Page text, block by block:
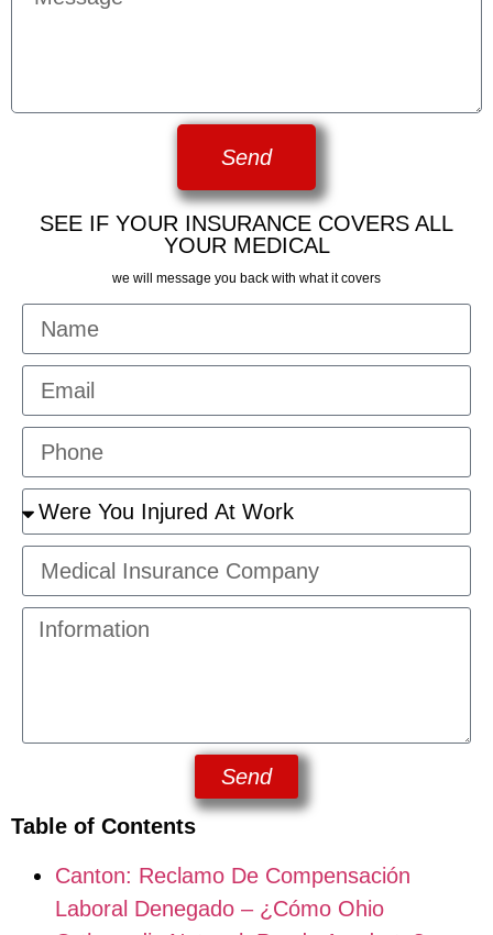
Send
SEE IF YOUR INSURANCE COVERS ALL
YOUR MEDICAL
we will message you back with what it covers
Send
Table of Contents
Canton: Reclamo De Compensación
Laboral Denegado – ¿Cómo Ohio